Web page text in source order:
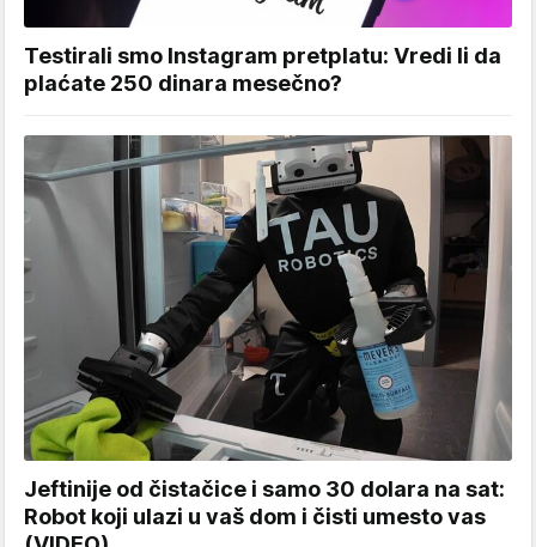
Testirali smo Instagram pretplatu: Vredi li da
plaćate 250 dinara mesečno?
Jeftinije od čistačice i samo 30 dolara na sat:
Robot koji ulazi u vaš dom i čisti umesto vas